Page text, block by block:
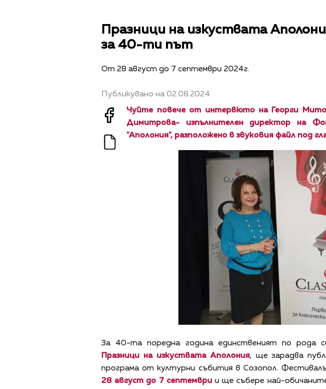
Празници на изкуствата
за 40-ти път
От 28 август до 7 септември 2024г.
Публикувано на 02.08.2024
Чуйте повече от интервюто на Георги
Димитрова- изпълнителен директор на
"Аполония", разположено в звуковия файл под
За 40-та поредна година единственият по рода
Празници на изкуствата Аполония, ще зарадва
програма от културни събития в Созопол.
28 август до 7 септемврии ще събере най-